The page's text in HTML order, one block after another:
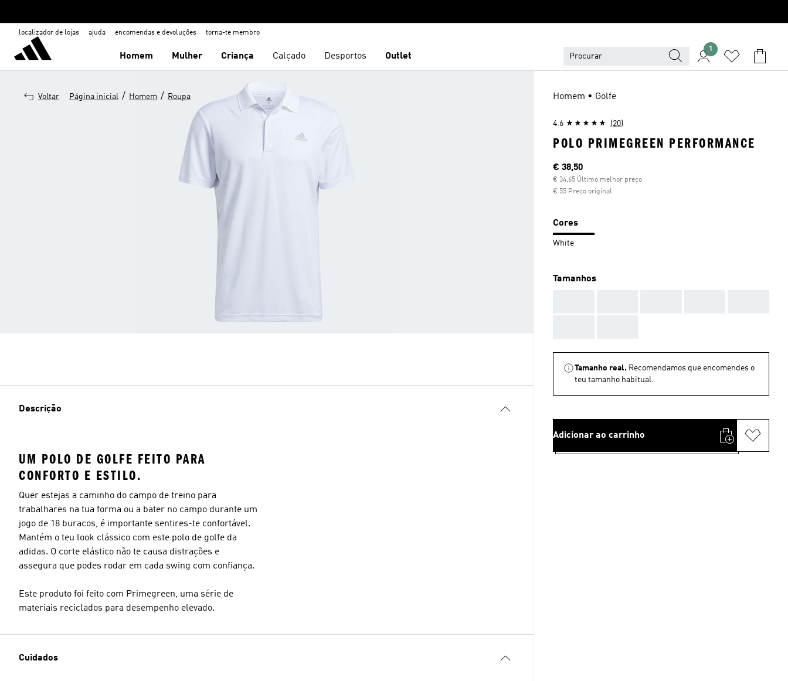
localizador de lojas ajuda encomendas e devoluções torna-te membro
Homem Mulher Criança Calçado Desportos Outlet
1
Voltar Página inicial / Homem / Roupa
Descrição
UM POLO DE GOLFE FEITO PARA
CONFORTO E ESTILO.
Quer estejas a caminho do campo de treino para
trabalhares na tua forma ou a bater no campo durante um
jogo de 18 buracos, é importante sentires-te confortável.
Mantém o teu look clássico com este polo de golfe da
adidas. O corte elástico não te causa distrações e
assegura que podes rodar em cada swing com confiança.
Este produto foi feito com Primegreen, uma série de
materiais reciclados para desempenho elevado.
Cuidados
Homem • Golfe
4.6 (20)
POLO PRIMEGREEN PERFORMANCE
Preço atual
€ 38,50
€ 34,65 Último melhor preço
€ 55 Preço original
Cores
White
Tamanhos
Tamanho real. Recomendamos que encomendes o
teu tamanho habitual.
Adicionar ao carrinho